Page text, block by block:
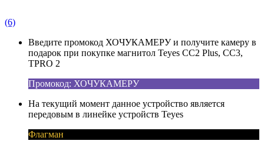
(6)
Введите промокод ХОЧУКАМЕРУ и получите камеру в
подарок при покупке магнитол Teyes CC2 Plus, CC3,
TPRO 2
Промокод: ХОЧУКАМЕРУ
На текущий момент данное устройство является
передовым в линейке устройств Teyes
Флагман